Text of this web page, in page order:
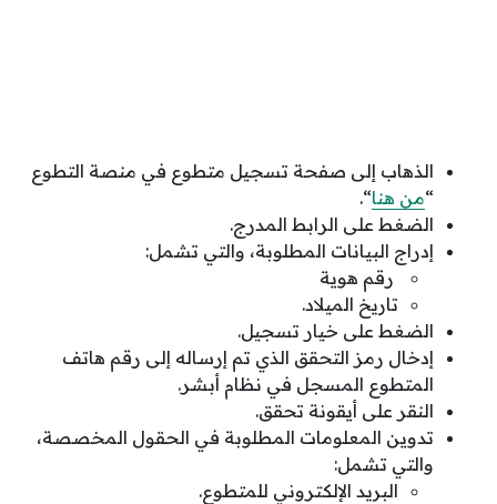
الذهاب إلى صفحة تسجيل متطوع في منصة التطوع
“من هنا“.
الضغط على الرابط المدرج.
إدراج البيانات المطلوبة، والتي تشمل:
رقم هوية
تاريخ الميلاد.
الضغط على خيار تسجيل.
إدخال رمز التحقق الذي تم إرساله إلى رقم هاتف
المتطوع المسجل في نظام أبشر.
النقر على أيقونة تحقق.
تدوين المعلومات المطلوبة في الحقول المخصصة،
والتي تشمل:
البريد الإلكتروني للمتطوع.